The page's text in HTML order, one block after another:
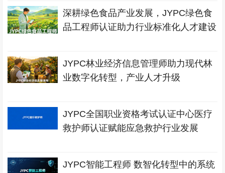
深耕绿色食品产业发展，JYPC绿色食
品工程师认证助力行业标准化人才建设
JYPC林业经济信息管理师助力现代林
业数字化转型，产业人才升级
JYPC全国职业资格考试认证中心医疗
救护师认证赋能应急救护行业发展
JYPC智能工程师 数智化转型中的系统